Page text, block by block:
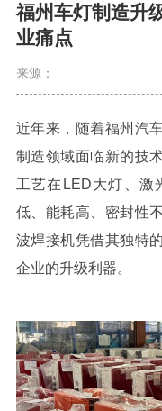
福州车灯制造升
业痛点
来源：
近年来，随着福州汽
制造领域面临新的技
工艺在 LED大灯、激
低、能耗高、密封性
波焊接机凭借其独特
企业的升级利器。